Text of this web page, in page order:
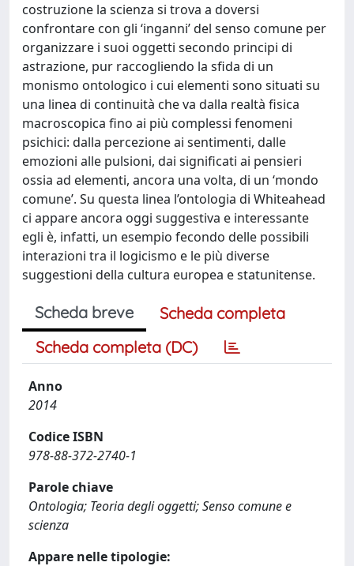
costruzione la scienza si trova a doversi
confrontare con gli ‘inganni’ del senso comune per
organizzare i suoi oggetti secondo principi di
astrazione, pur raccogliendo la sfida di un
monismo ontologico i cui elementi sono situati su
una linea di continuità che va dalla realtà fisica
macroscopica fino ai più complessi fenomeni
psichici: dalla percezione ai sentimenti, dalle
emozioni alle pulsioni, dai significati ai pensieri
ossia ad elementi, ancora una volta, di un ‘mondo
comune’. Su questa linea l’ontologia di Whiteahead
ci appare ancora oggi suggestiva e interessante
egli è, infatti, un esempio fecondo delle possibili
interazioni tra il logicismo e le più diverse
suggestioni della cultura europea e statunitense.
Scheda breve
Scheda completa
Scheda completa (DC)
Anno
2014
Codice ISBN
978-88-372-2740-1
Parole chiave
Ontologia; Teoria degli oggetti; Senso comune e
scienza
Appare nelle tipologie: